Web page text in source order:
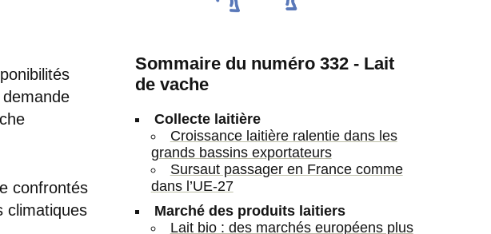
confrontés
climatiques
Sommaire du numéro 332 - Lait
de vache
Collecte laitière
Croissance laitière ralentie dans les
grands bassins exportateurs
Sursaut passager en France comme
dans l’UE-27
Marché des produits laitiers
Lait bio : des marchés européens plus